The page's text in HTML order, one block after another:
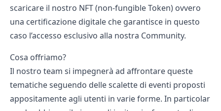
scaricare il nostro NFT (non-fungible Token) ovvero
una certificazione digitale che garantisce in questo
caso l’accesso esclusivo alla nostra Community.
Cosa offriamo?
Il nostro team si impegnerà ad affrontare queste
tematiche seguendo delle scalette di eventi proposti
appositamente agli utenti in varie forme. In particolar